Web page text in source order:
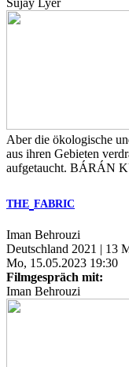
Aber die ökologische
aus ihren Gebieten
aufgetaucht. BÁRÁN
THE FABRIC
Iman Behrouzi
Deutschland 2021 | 13
Mo, 15.05.2023 19:30
Filmgespräch mit:
Iman Behrouzi